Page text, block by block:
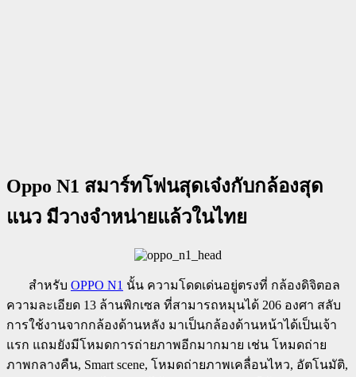
Oppo N1 สมาร์ทโฟนสุดเจ๋งกับกล้องสุด
แนว มีวางจำหน่ายแล้วในไทย
สำหรับ OPPO N1 นั้น ความโดดเด่นอยู่ตรงที่ กล้องดิจิตอล
ความละเอียด 13 ล้านพิกเซล ที่สามารถหมุนได้ 206 องศา สลับ
การใช้งานจากกล้องด้านหลัง มาเป็นกล้องด้านหน้าได้เป็นเจ้า
แรก แถมยังมีโหมดการถ่ายภาพอีกมากมาย เช่น โหมดถ่าย
ภาพกลางคืน, Smart scene, โหมดถ่ายภาพเคลื่อนไหว, อัตโนมัติ,